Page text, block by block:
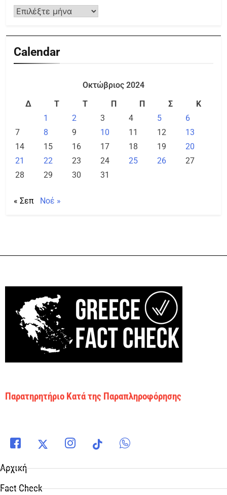
Calendar
Οκτώβριος 2024
Δ
Τ Τ Π Π Σ
Κ
1
2 3 4 5
6
7
8 9 10 11 12
13
14
15 16 17 18 19
20
21
22 23 24 25 26
27
28
29 30 31
« Σεπ Νοέ »
Παρατηρητήριο Κατά της Παραπληροφόρησης
Αρχική
Fact Check